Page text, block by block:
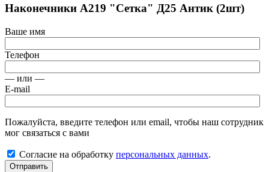
Наконечники А219 "Сетка" Д25 Антик (2шт)
Ваше имя
Телефон
— или —
E-mail
Пожалуйста, введите телефон или email, чтобы наш сотрудник
мог связаться с вами
Согласие на обработку персональных данных.
Отправить